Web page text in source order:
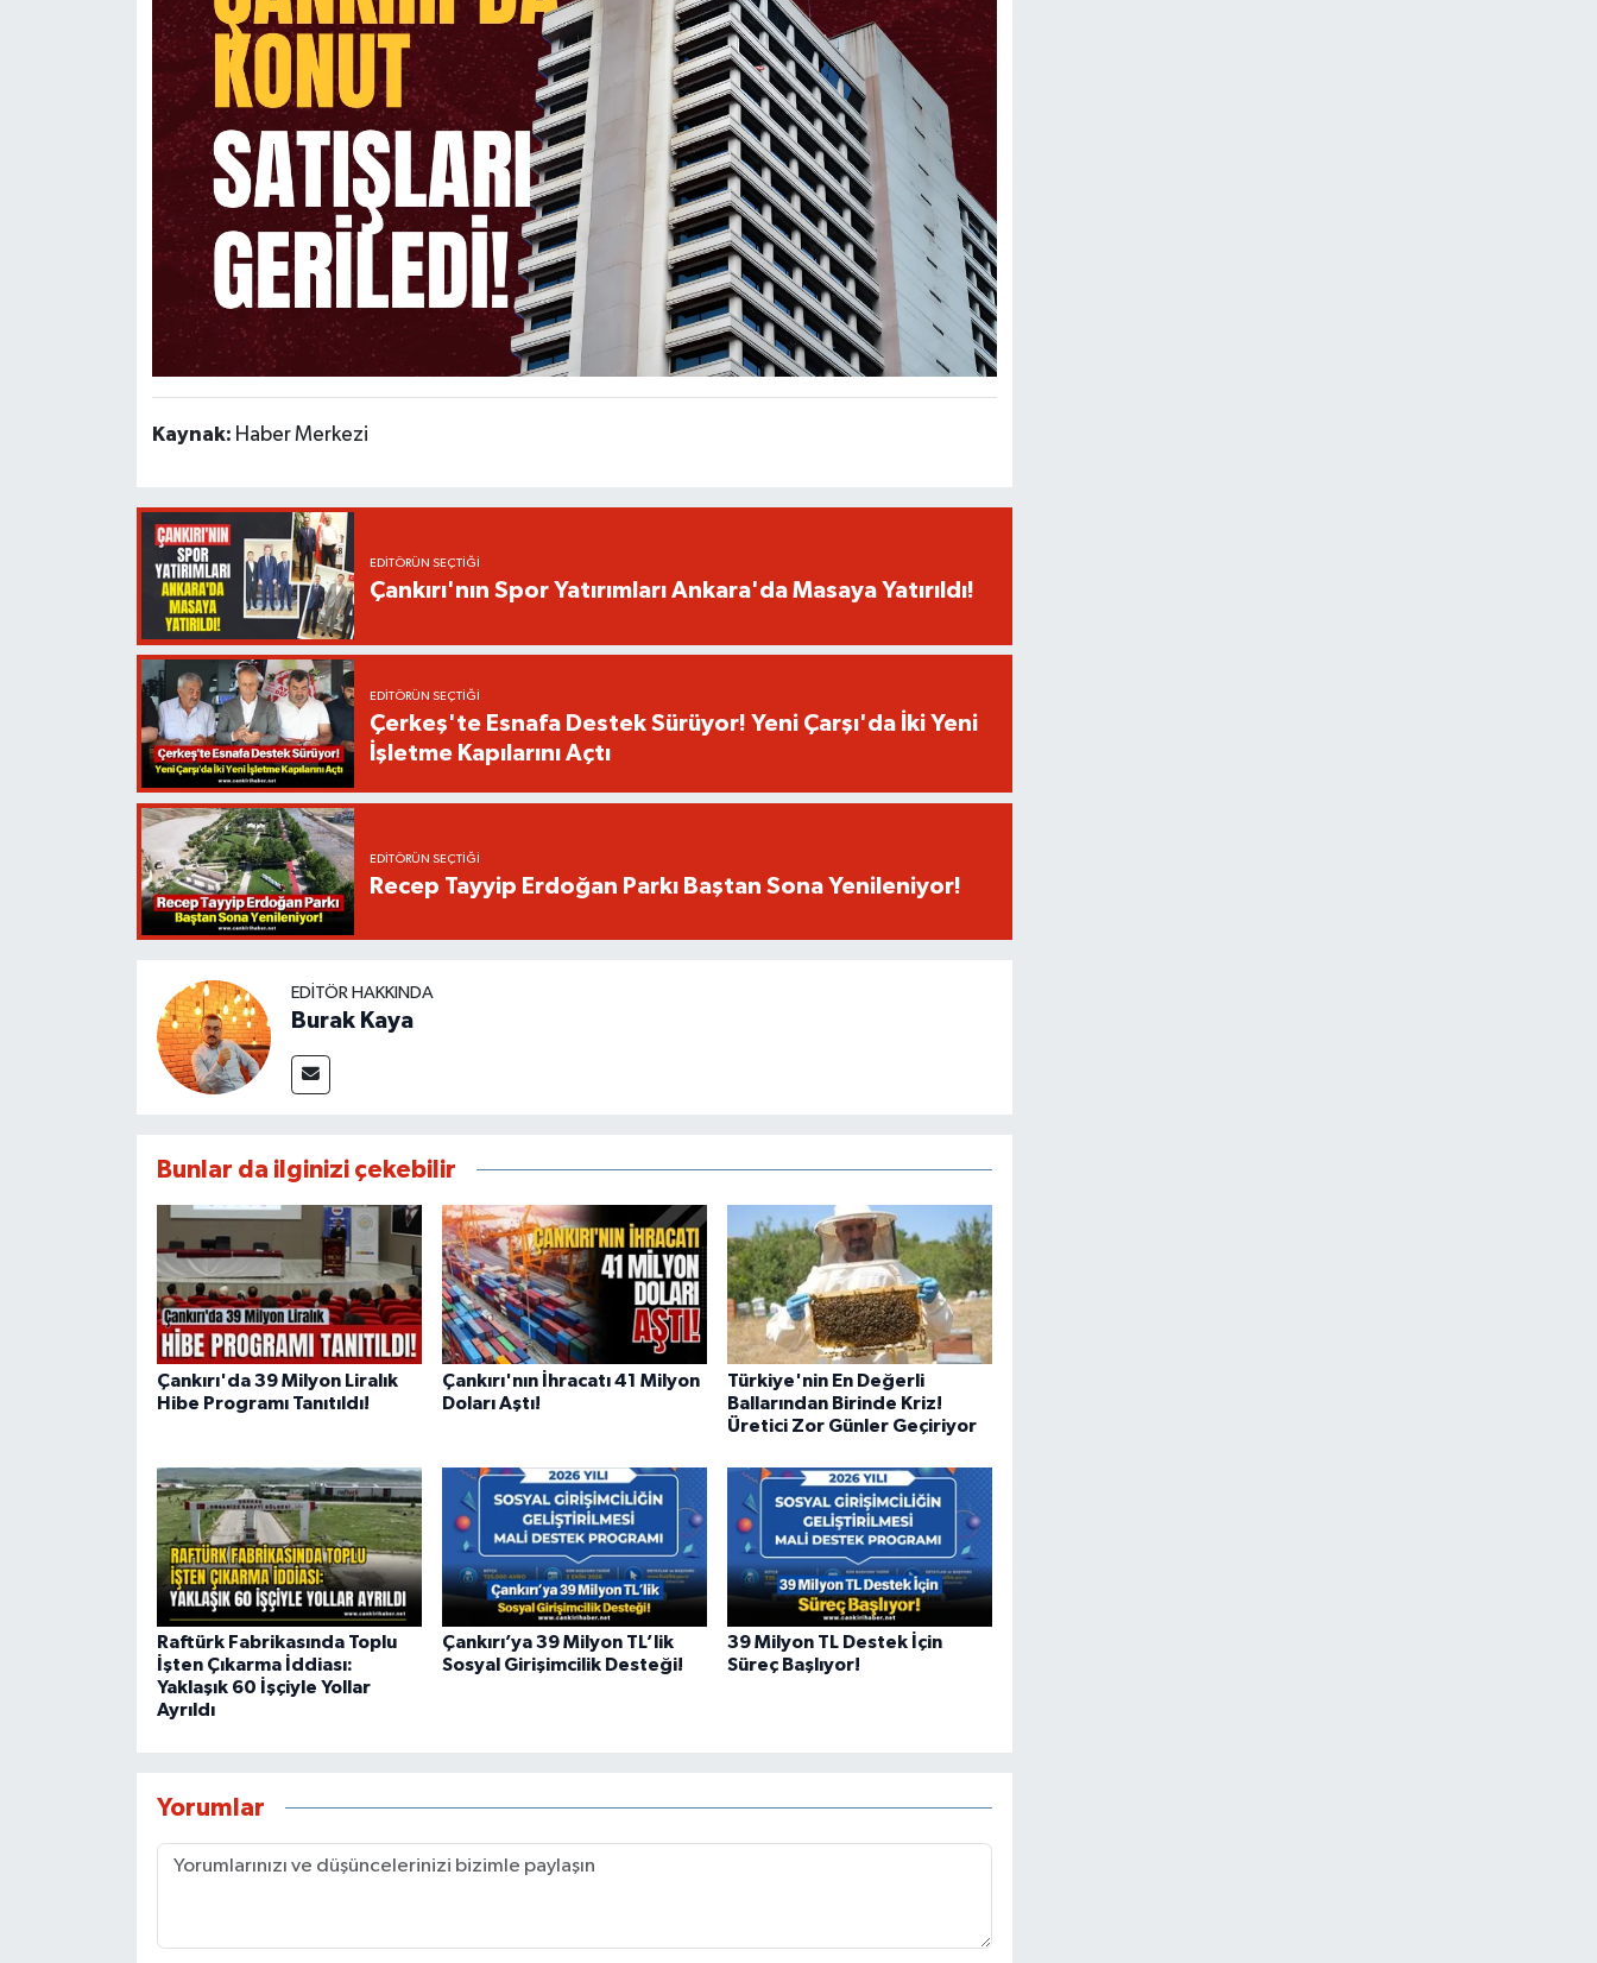
Kaynak: Haber Merkezi
EDITÖRÜN SEÇTIĞI
Çankırı'nın Spor Yatırımları Ankara'da Masaya Yatırıldı!
EDITÖRÜN SEÇTIĞI
Çerkeş'te Esnafa Destek Sürüyor! Yeni Çarşı'da İki Yeni
İşletme Kapılarını Açtı
EDITÖRÜN SEÇTIĞI
Recep Tayyip Erdoğan Parkı Baştan Sona Yenileniyor!
EDITÖR HAKKINDA
Burak Kaya
Bunlar da ilginizi çekebilir
Çankırı'da 39 Milyon Liralık
Hibe Programı Tanıtıldı!
Çankırı'nın İhracatı 41 Milyon
Doları Aştı!
Türkiye'nin En Değerli
Ballarından Birinde Kriz!
Üretici Zor Günler Geçiriyor
Raftürk Fabrikasında Toplu
İşten Çıkarma İddiası:
Yaklaşık 60 İşçiyle Yollar
Ayrıldı
Çankırı’ya 39 Milyon TL’lik
Sosyal Girişimcilik Desteği!
39 Milyon TL Destek İçin
Süreç Başlıyor!
Yorumlar